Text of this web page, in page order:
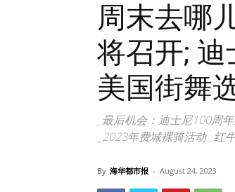
周末去哪
将召开;
美国街舞
_最后机会：迪士尼100周
_2023年费城裸骑活动 _
By 海华都市报 - August 24, 2023